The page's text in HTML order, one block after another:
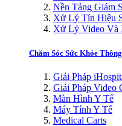
Nền Tảng Giám
Xử Lý Tín Hiệu
Xử Lý Video Và
Chăm Sóc Sức Khỏe
Giải Pháp
Giải Pháp Video
Màn Hình Y Tế
Máy Tính Y Tế
Medical Carts